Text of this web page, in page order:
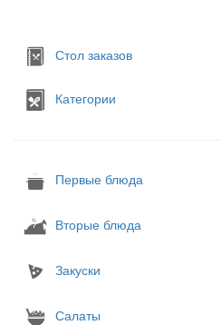
Стол заказов
Категории
Первые блюда
Вторые блюда
Закуски
Салаты